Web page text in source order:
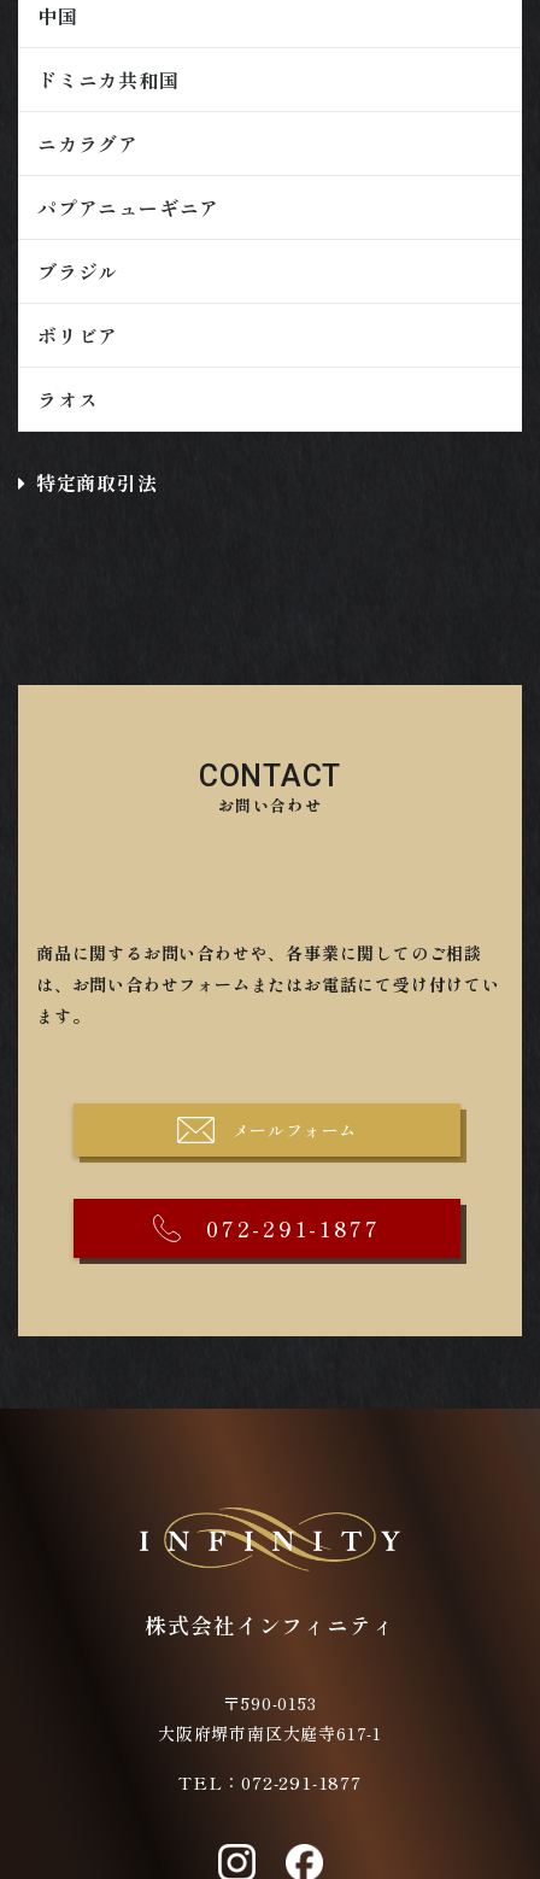
中国
ドミニカ共和国
ニカラグア
パプアニューギニア
ブラジル
ボリビア
ラオス
特定商取引法
CONTACT
お問い合わせ
商品に関するお問い合わせや、各事業に関してのご相談
は、お問い合わせフォームまたはお電話にて受け付けてい
ます。
メールフォーム
072-291-1877
株式会社インフィニティ
〒590-0153
大阪府堺市南区大庭寺617-1
TEL：072-291-1877